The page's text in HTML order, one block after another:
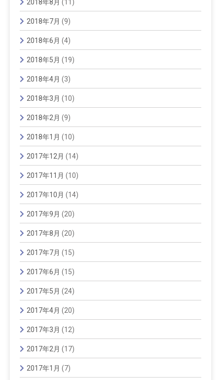
2018年8月 (11)
2018年7月 (9)
2018年6月 (4)
2018年5月 (19)
2018年4月 (3)
2018年3月 (10)
2018年2月 (9)
2018年1月 (10)
2017年12月 (14)
2017年11月 (10)
2017年10月 (14)
2017年9月 (20)
2017年8月 (20)
2017年7月 (15)
2017年6月 (15)
2017年5月 (24)
2017年4月 (20)
2017年3月 (12)
2017年2月 (17)
2017年1月 (7)